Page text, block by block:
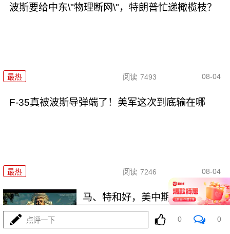
波斯要给中东\"物理断网\"，特朗普忙递橄榄枝？
最热 阅读 7493 08-04
F-35真被波斯导弹端了！美军这次到底输在哪
最热 阅读 7246 08-04
马、特和好，美中期选举这盘大
棋，水有多深？
点评一下 0 0